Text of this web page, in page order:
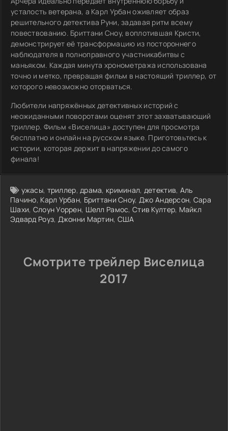
усталость ветерана, а Карл Урбан оживляет образ
решительного детектива Руни, задавая ритм всему
повествованию. Бриттани Сноу, воплотившая Кристи,
демонстрирует её трансформацию из постороннего
наблюдателя в полноправного участникабитвы с
маньяком. Каждая минута хронометража использована
точно и метко, превращая фильм в настоящий триллер, от
которого невозможно оторваться.
Любители напряжённых детективных историй с
неожиданными поворотами оценят этот захватывающий
триллер. Фильм «Виселица» доступен для просмотра
бесплатно и онлайн на русском языке. Приготовьтесь к
истории, которая держит в напряжении до самого
финала!
ужасы, триллер,драма, криминал, детектив, Аль
Пачино, Карл Урбан, Бриттани Сноу, Джо Андерсон, Сара
Шахи, Слоун Уоррен, Шелл Рамос, Стив Култер, Майкл
Эдвард Роуз, Джонни Мартин, США
Смотрите трейлер Виселица
2017